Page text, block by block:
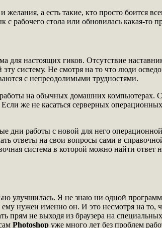
а есть такие, кто просто боится
стола или обновилась какая-то
для настоящих гиков. Отсутствие
систему. Не смотря на то что люди
с непреодолимыми трудностями.
на обычных домашних компьютерах.
же не касаться серверных
дни работы с новой для него
ответы на свои вопросы сами в
система в которой можно найти ответ
улучшилась. Я не знаю ни одной
нужен именно он. И это несмотря на то,
прям не выходя из браузера на
Photoshop уже много лет без проблем